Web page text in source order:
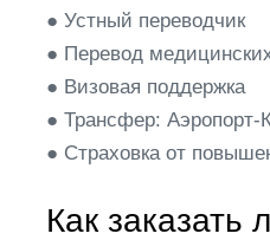
● Устный переводчик
● Перевод
● Визовая поддержка
● Трансфер: Аэропорт-
● Страховка от
Как заказать